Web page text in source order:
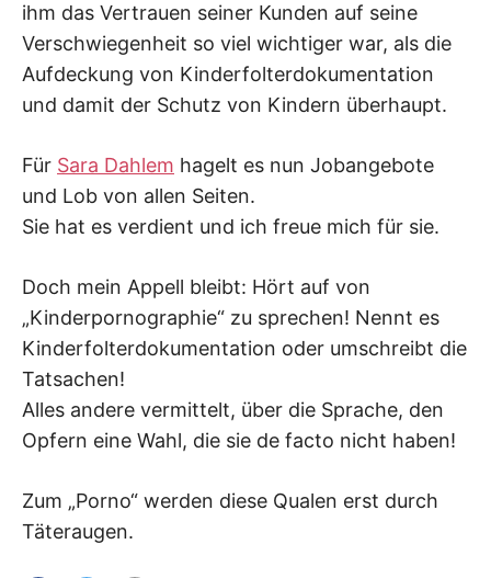
ihm das Vertrauen seiner Kunden auf seine
Verschwiegenheit so viel wichtiger war, als die
Aufdeckung von Kinderfolterdokumentation
und damit der Schutz von Kindern überhaupt.
Für Sara Dahlem hagelt es nun Jobangebote
und Lob von allen Seiten.
Sie hat es verdient und ich freue mich für sie.
Doch mein Appell bleibt: Hört auf von
„Kinderpornographie“ zu sprechen! Nennt es
Kinderfolterdokumentation oder umschreibt die
Tatsachen!
Alles andere vermittelt, über die Sprache, den
Opfern eine Wahl, die sie de facto nicht haben!
Zum „Porno“ werden diese Qualen erst durch
Täteraugen.